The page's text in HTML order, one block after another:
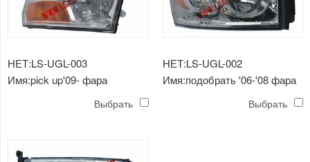
НЕТ:LS-UGL-003
Имя:pick up'09- фара
хромированная / отражатель
янтаря h13 / 3157a
Выбрать
НЕТ:LS-UGL-002
Имя:подобрать '06-'08 фара
отражатель h13 / 3157a
Выбрать